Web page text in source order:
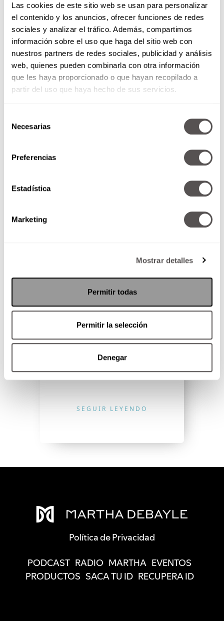
Las cookies de este sitio web se usan para personalizar
el contenido y los anuncios, ofrecer funciones de redes
sociales y analizar el tráfico. Además, compartimos
información sobre el uso que haga del sitio web con
nuestros partners de redes sociales, publicidad y análisis
web, quienes pueden combinarla con otra información
que les haya proporcionado o que hayan recopilado a
partir del uso que haya hecho de sus servicios.
Necesarias
Preferencias
Estadística
Marketing
Mostrar detalles
Permitir todas
Permitir la selección
Denegar
Para que el músculo se vea
¿Cómo entreno?
Por: Keiji Yoshiki Tw. @KeiYoshiki
Para lograr que se noten los
bíceps cuando doblas el brazo y
traes una T-shirt...
Entrena con tu propio peso
Sólo necesitas una banca y 20
minutos.
SEGUIR LEYENDO
Política de Privacidad
PODCAST RADIO MARTHA EVENTOS
PRODUCTOS SACA TU ID RECUPERA ID